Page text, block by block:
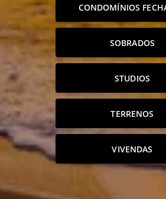
CONDOMÍNIOS
SOBRADOS
STUDIOS
TERRENOS
VIVENDAS